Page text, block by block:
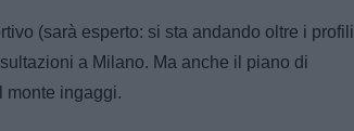
(sarà esperto: si sta andando oltre i profili
a Milano. Ma anche il piano di
monte ingaggi.